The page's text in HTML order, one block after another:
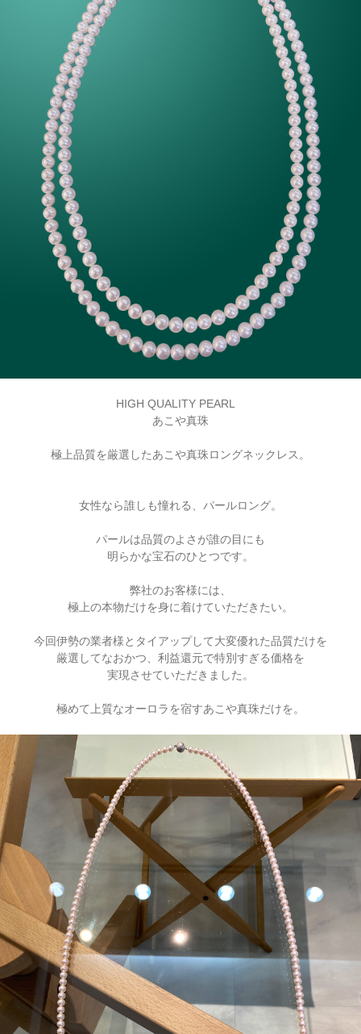
HIGH QUALITY PEARL
あこや真珠
極上品質を厳選したあこや真珠ロングネックレス。
女性なら誰しも憧れる、パールロング。
パールは品質のよさが誰の目にも
明らかな宝石のひとつです。
弊社のお客様には、
極上の本物だけを身に着けていただきたい。
今回伊勢の業者様とタイアップして大変優れた品質だけを
厳選してなおかつ、利益還元で特別すぎる価格を
実現させていただきました。
極めて上質なオーロラを宿すあこや真珠だけを。